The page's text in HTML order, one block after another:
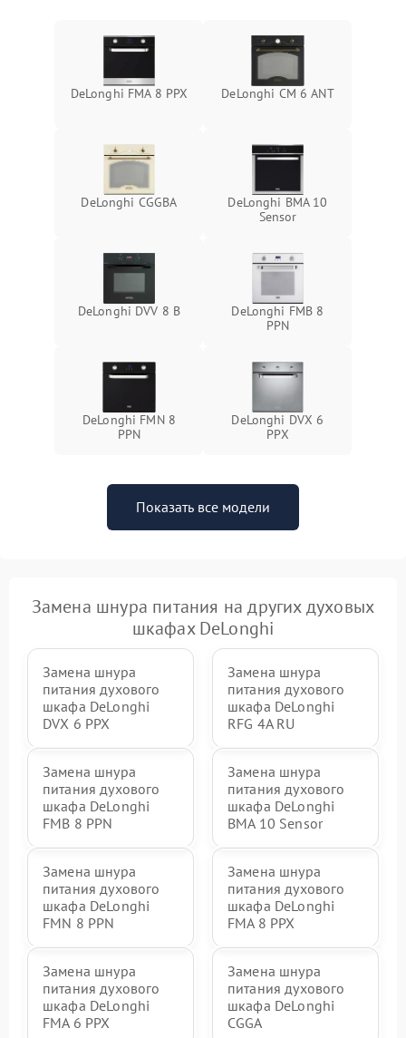
DeLonghi FMA 8 PPX DeLonghi CM 6 ANT
DeLonghi CGGBA
DeLonghi BMA 10
Sensor
DeLonghi DVV 8 B
DeLonghi FMB 8
PPN
DeLonghi FMN 8
PPN
DeLonghi DVX 6
PPX
Показать все модели
Замена шнура питания на других духовых
шкафах DeLonghi
Замена шнура
питания духового
шкафа DeLonghi
DVX 6 PPX
Замена шнура
питания духового
шкафа DeLonghi
RFG 4A RU
Замена шнура
питания духового
шкафа DeLonghi
FMB 8 PPN
Замена шнура
питания духового
шкафа DeLonghi
BMA 10 Sensor
Замена шнура
питания духового
шкафа DeLonghi
FMN 8 PPN
Замена шнура
питания духового
шкафа DeLonghi
FMA 8 PPX
Замена шнура
питания духового
шкафа DeLonghi
FMA 6 PPX
Замена шнура
питания духового
шкафа DeLonghi
CGGA